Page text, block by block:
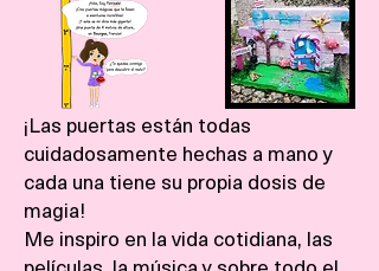
¡Las puertas están todas
cuidadosamente hechas a mano y
cada una tiene su propia dosis de
magia!
Me inspiro en la vida cotidiana, las